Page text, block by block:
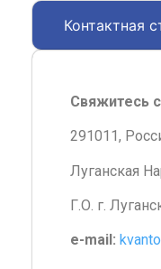
Контактная
Свяжитесь
291011,
Луганская
Г.О. г.
e-mail: